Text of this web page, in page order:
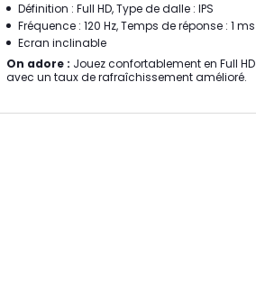
Définition : Full HD, Type de dalle : IPS
Fréquence : 120 Hz, Temps de réponse : 1 ms
Ecran inclinable
On adore : Jouez confortablement en Full HD
avec un taux de rafraîchissement amélioré.